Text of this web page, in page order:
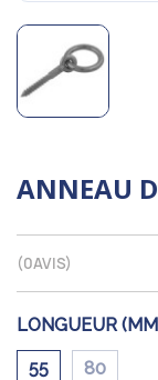
ANNEAU
(0AVIS)
LONGUEUR
55 80